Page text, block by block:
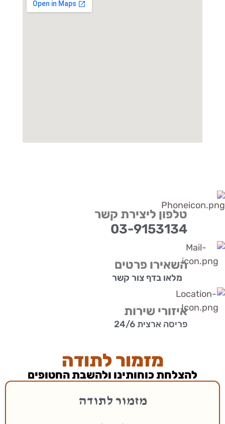
טלפון ליצירת קשר
03-9153134
השאירו פרטים
מלאו בדף צור קשר
איזורי שירות
פריסה ארצית 24/6
מזמור לתודה
להצלחת כוחותינו ולהשבת החטופים
מזמור לתודה